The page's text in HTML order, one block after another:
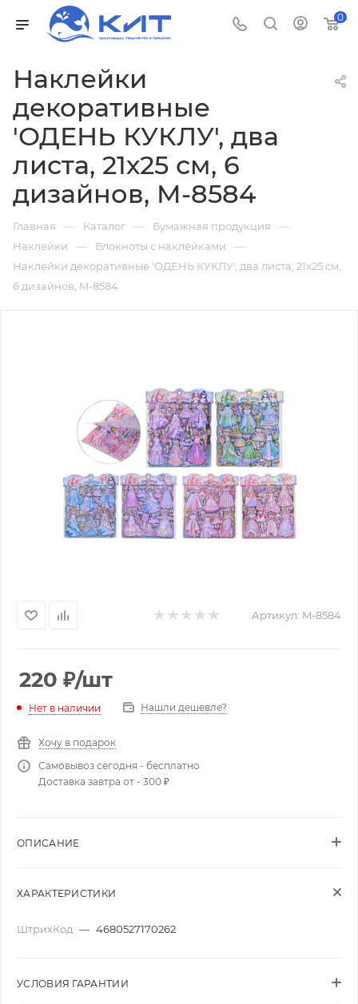
0
Наклейки
декоративные
'ОДЕНЬ КУКЛУ', два
листа, 21х25 см, 6
дизайнов, M-8584
Главная — Каталог — Бумажная продукция —
Наклейки — Блокноты с наклейками —
Наклейки декоративные 'ОДЕНЬ КУКЛУ', два листа, 21х25 см,
6 дизайнов, M-8584
Артикул: M-8584
220 ₽/шт
Нет в наличии Нашли дешевле?
Хочу в подарок
Самовывоз сегодня - бесплатно
Доставка завтра от - 300 ₽
ОПИСАНИЕ
ХАРАКТЕРИСТИКИ
ШтрихКод — 4680527170262
УСЛОВИЯ ГАРАНТИИ